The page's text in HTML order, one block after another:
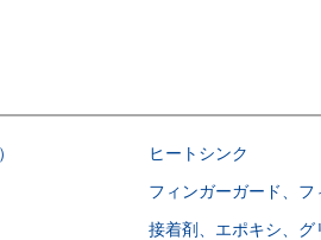
ヒートシンク
フィンガーガード、
接着剤、エポキシ、グ